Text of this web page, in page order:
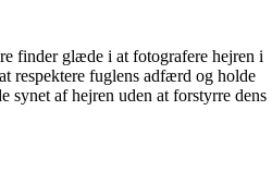
finder glæde i at fotografere hejren i
respektere fuglens adfærd og holde
synet af hejren uden at forstyrre dens